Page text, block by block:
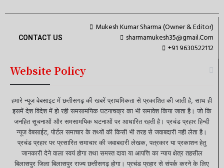
CONTACT US
Mukesh Kumar Sharma (Owner & Editor)
sharmamukesh35@gmail.Com
+91 9630522112
Website Policy
हमारे न्यूज वेबसाइट में छत्तीसगढ़ की खबरें प्राथमिकता से प्रकाशित की जाती है, साथ ही
इसमें देश विदेश में हो रही समसामयिक घटनाचक्र का भी समावेश किया जाता है। जो कि
जनहित सूचनाओं और समसामयिक घटनाओं पर आधारित रहती है। प्रचंड प्रहार हिन्दी
न्यूज वेबसाईट, पोर्टल समाचार के तथ्यों की किसी भी तरह से जवाबदारी नही लेता है।
प्रचंड प्रहार पर प्रसारित समाचार की जवाबदारी लेखक, पत्रकार या प्रकाशन हेतु
जानकारी देने वाला स्वयं होगा तथा समस्त दावा या आपत्ति का न्याय क्षेत्र तहसील
बिलासपुर जिला बिलासपुर राज्य छत्तीसगढ़ होगा। प्रचंड प्रहार से संपर्क करने के लिए